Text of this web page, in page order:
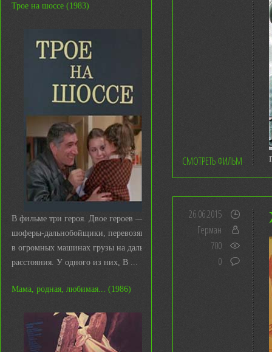
Трое на шоссе (1983)
В фильме три героя. Двое героев —
шоферы-дальнобойщики, перевозящие
в огромных машинах грузы на дальние
расстояния. У одного из них, В ...
Мама, родная, любимая... (1986)
СМОТРЕТЬ ФИЛЬМ
26.06.2015
Герман
700
0